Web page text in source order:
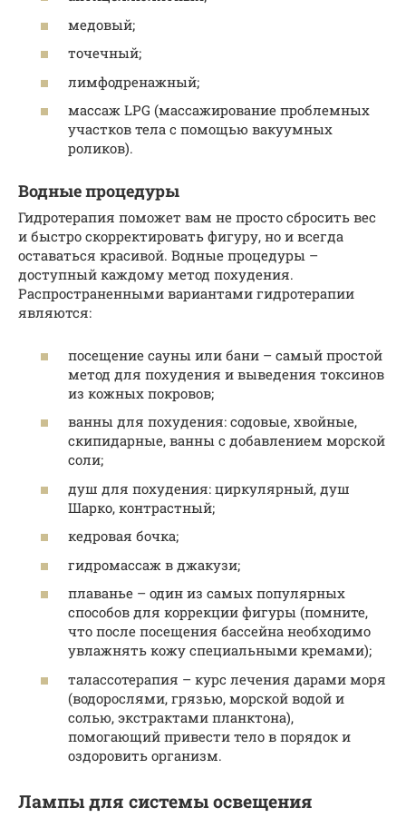
медовый;
точечный;
лимфодренажный;
массаж LPG (массажирование проблемных
участков тела с помощью вакуумных
роликов).
Водные процедуры
Гидротерапия поможет вам не просто сбросить вес
и быстро скорректировать фигуру, но и всегда
оставаться красивой. Водные процедуры –
доступный каждому метод похудения.
Распространенными вариантами гидротерапии
являются:
посещение сауны или бани – самый простой
метод для похудения и выведения токсинов
из кожных покровов;
ванны для похудения: содовые, хвойные,
скипидарные, ванны с добавлением морской
соли;
душ для похудения: циркулярный, душ
Шарко, контрастный;
кедровая бочка;
гидромассаж в джакузи;
плаванье – один из самых популярных
способов для коррекции фигуры (помните,
что после посещения бассейна необходимо
увлажнять кожу специальными кремами);
талассотерапия – курс лечения дарами моря
(водорослями, грязью, морской водой и
солью, экстрактами планктона),
помогающий привести тело в порядок и
оздоровить организм.
Лампы для системы освещения